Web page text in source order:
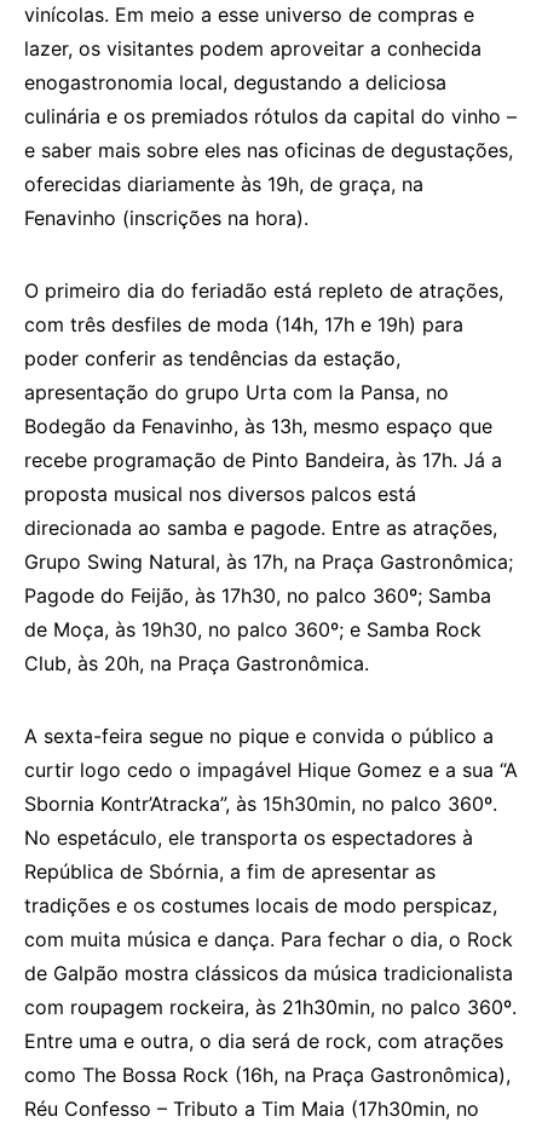
vinícolas. Em meio a esse universo de compras e
lazer, os visitantes podem aproveitar a conhecida
enogastronomia local, degustando a deliciosa
culinária e os premiados rótulos da capital do vinho –
e saber mais sobre eles nas oficinas de degustações,
oferecidas diariamente às 19h, de graça, na
Fenavinho (inscrições na hora).
O primeiro dia do feriadão está repleto de atrações,
com três desfiles de moda (14h, 17h e 19h) para
poder conferir as tendências da estação,
apresentação do grupo Urta com la Pansa, no
Bodegão da Fenavinho, às 13h, mesmo espaço que
recebe programação de Pinto Bandeira, às 17h. Já a
proposta musical nos diversos palcos está
direcionada ao samba e pagode. Entre as atrações,
Grupo Swing Natural, às 17h, na Praça Gastronômica;
Pagode do Feijão, às 17h30, no palco 360º; Samba
de Moça, às 19h30, no palco 360º; e Samba Rock
Club, às 20h, na Praça Gastronômica.
A sexta-feira segue no pique e convida o público a
curtir logo cedo o impagável Hique Gomez e a sua “A
Sbornia Kontr’Atracka”, às 15h30min, no palco 360º.
No espetáculo, ele transporta os espectadores à
República de Sbórnia, a fim de apresentar as
tradições e os costumes locais de modo perspicaz,
com muita música e dança. Para fechar o dia, o Rock
de Galpão mostra clássicos da música tradicionalista
com roupagem rockeira, às 21h30min, no palco 360º.
Entre uma e outra, o dia será de rock, com atrações
como The Bossa Rock (16h, na Praça Gastronômica),
Réu Confesso – Tributo a Tim Maia (17h30min, no